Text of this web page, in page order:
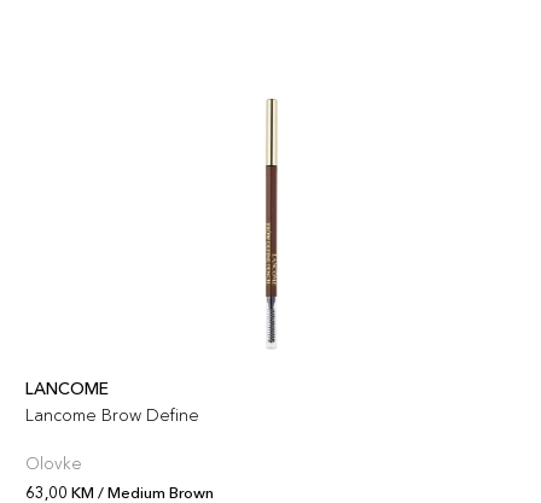
LANCOME
Lancome Brow Define
Olovke
63,00 KM / Medium Brown